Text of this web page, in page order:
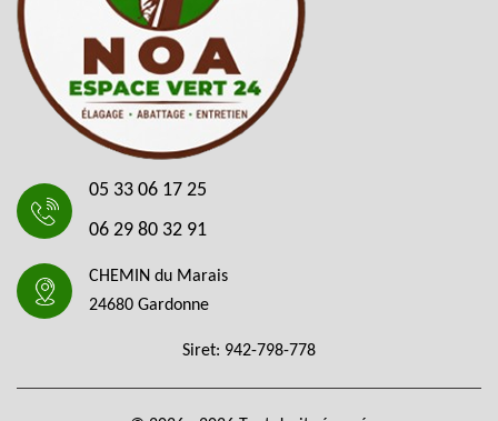
05 33 06 17 25
06 29 80 32 91
CHEMIN du Marais
24680 Gardonne
Siret: 942-798-778